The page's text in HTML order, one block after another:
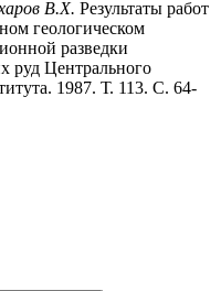
В.Х. Результаты работ
геологическом
разведки
руд Центрального
1987. Т. 113. С. 64-